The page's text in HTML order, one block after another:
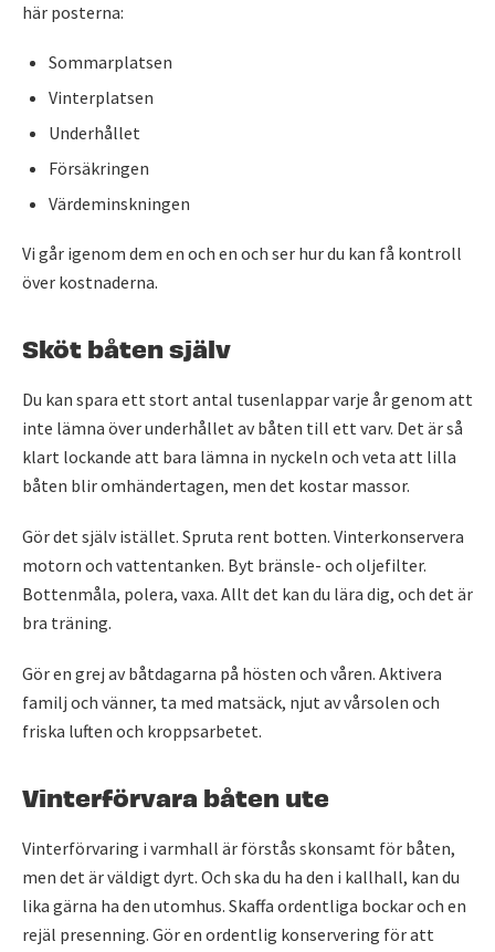
här posterna:
Sommarplatsen
Vinterplatsen
Underhållet
Försäkringen
Värdeminskningen
Vi går igenom dem en och en och ser hur du kan få kontroll
över kostnaderna.
Sköt båten själv
Du kan spara ett stort antal tusenlappar varje år genom att
inte lämna över underhållet av båten till ett varv. Det är så
klart lockande att bara lämna in nyckeln och veta att lilla
båten blir omhändertagen, men det kostar massor.
Gör det själv istället. Spruta rent botten. Vinterkonservera
motorn och vattentanken. Byt bränsle- och oljefilter.
Bottenmåla, polera, vaxa. Allt det kan du lära dig, och det är
bra träning.
Gör en grej av båtdagarna på hösten och våren. Aktivera
familj och vänner, ta med matsäck, njut av vårsolen och
friska luften och kroppsarbetet.
Vinterförvara båten ute
Vinterförvaring i varmhall är förstås skonsamt för båten,
men det är väldigt dyrt. Och ska du ha den i kallhall, kan du
lika gärna ha den utomhus. Skaffa ordentliga bockar och en
rejäl presenning. Gör en ordentlig konservering för att